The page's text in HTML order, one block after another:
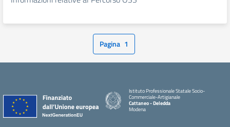
Pagina 1
Istituto Professionale Statale Socio-
Commerciale-Artigianale
Cattaneo - Deledda
Modena